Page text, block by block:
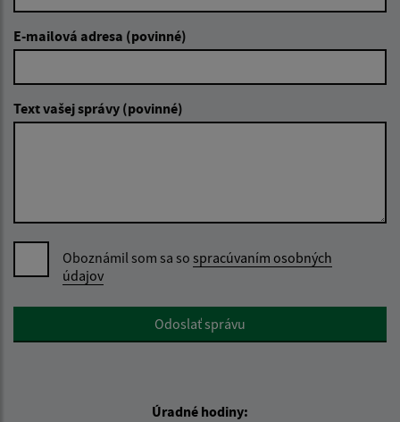
E-mailová adresa (povinné)
Text vašej správy (povinné)
Oboznámil som sa so spracúvaním osobných
údajov
Google reCaptcha ResponseOdoslať správu
Úradné hodiny: